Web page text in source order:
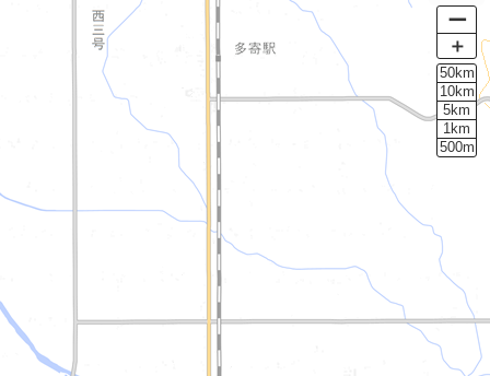
ー
＋
50km
10km
5km
1km
500m